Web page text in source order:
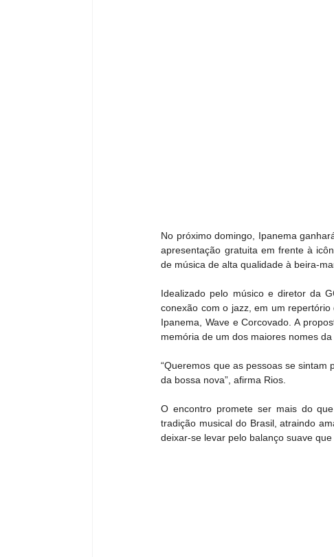
No próximo domingo, Ipanema
apresentação gratuita em frente à
de música de alta qualidade à beira-
Idealizado pelo músico e diretor da
conexão com o jazz, em um
Ipanema, Wave e Corcovado. A
memória de um dos maiores nomes da
“Queremos que as pessoas se
da bossa nova”, afirma Rios.
O encontro promete ser mais do
tradição musical do Brasil, atraindo
deixar-se levar pelo balanço suave